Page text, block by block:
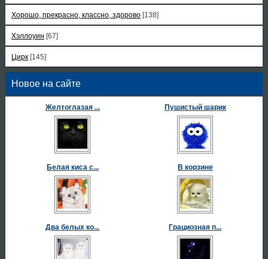
Хорошо, прекрасно, классно, здорово [138]
Хэллоуин [67]
Цирк [145]
Новое на сайте
Желтоглазая ... Пушистый шарик
Белая киса с... В корзине
Два белых ко... Грациозная п...